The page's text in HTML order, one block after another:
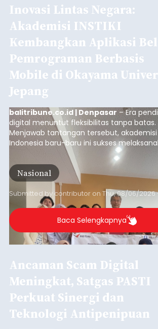
Inovasi Lintas Negara:
Akademisi INSTIKI
Kembangkan Aplikasi
Pemrograman Berbasis
Mobile di Okayama
Jepang
balitribune.co.id | Denpasar – Era
digital menuntut fleksibilitas tanpa batas.
Menjawab tantangan tersebut, akademisi
Indonesia baru-baru ini sukses
program Pengabdian Kepada Masyarakat
skala internasional di Distributed Systems
Laboratory, Okayama University, Jepang.
Nasional
Submitted by contributor on Thu, 08/06/2026
Baca Selengkapnya
Ancaman Scam Digital
Meningkat, Satgas PASTI
Perkuat Sinergi dan
Teknologi Antipenipuan